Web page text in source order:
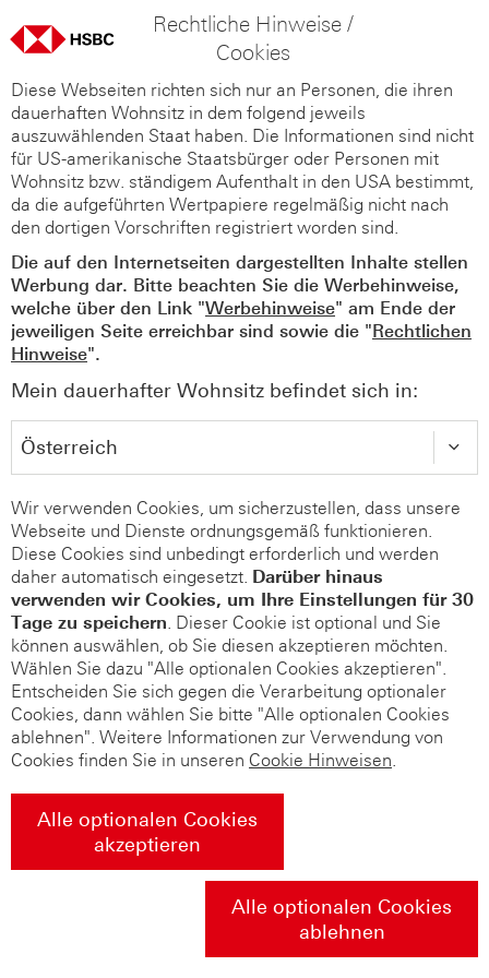
Rechtliche Hinweise /
Cookies
Diese Webseiten richten sich nur an Personen, die ihren
dauerhaften Wohnsitz in dem folgend jeweils
auszuwählenden Staat haben. Die Informationen sind nicht
für US-amerikanische Staatsbürger oder Personen mit
Wohnsitz bzw. ständigem Aufenthalt in den USA bestimmt,
da die aufgeführten Wertpapiere regelmäßig nicht nach
den dortigen Vorschriften registriert worden sind.
Die auf den Internetseiten dargestellten Inhalte stellen
Werbung dar. Bitte beachten Sie die Werbehinweise,
welche über den Link "Werbehinweise" am Ende der
jeweiligen Seite erreichbar sind sowie die "Rechtlichen
Hinweise".
Mein dauerhafter Wohnsitz befindet sich in:
Wir verwenden Cookies, um sicherzustellen, dass unsere
Webseite und Dienste ordnungsgemäß funktionieren.
Diese Cookies sind unbedingt erforderlich und werden
daher automatisch eingesetzt. Darüber hinaus
verwenden wir Cookies, um Ihre Einstellungen für 30
Tage zu speichern. Dieser Cookie ist optional und Sie
können auswählen, ob Sie diesen akzeptieren möchten.
Wählen Sie dazu "Alle optionalen Cookies akzeptieren".
Entscheiden Sie sich gegen die Verarbeitung optionaler
Cookies, dann wählen Sie bitte "Alle optionalen Cookies
ablehnen". Weitere Informationen zur Verwendung von
Cookies finden Sie in unseren Cookie Hinweisen.
Alle optionalen Cookies
akzeptieren
Alle optionalen Cookies
ablehnen